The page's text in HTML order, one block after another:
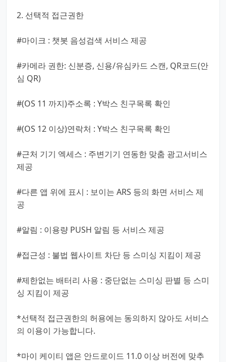
2. 선택적 접근권한
#마이크 : 챗봇 음성검색 서비스 제공
#카메라 권한: 신분증, 신용/유심카드 스캔, QR코드(안
심 QR)
#(OS 11 까지)주소록 : Y박스 친구목록 확인
#(OS 12 이상)연락처 : Y박스 친구목록 확인
#근처 기기 엑세스 : 주변기기 연동한 맞춤 광고서비스
제공
#다른 앱 위에 표시 : 보이는 ARS 등의 화면 서비스 제
공
#알림 : 이용량 PUSH 알림 등 서비스 제공
#접근성 : 불법 웹사이트 차단 등 스미싱 지킴이 제공
#제한없는 배터리 사용 : 중단없는 스미싱 판별 등 스미
싱 지킴이 제공
*선택적 접근권한의 허용에는 동의하지 않아도 서비스
의 이용이 가능합니다.
*마이 케이티 앱은 안드로이드 11.0 이상 버전에 맞추